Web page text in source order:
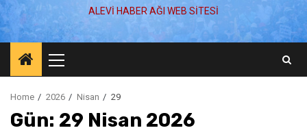
ALEVI HABER AĞI WEB SITESI
Menu
Home 2026 Nisan 29
Gün: 29 Nisan 2026